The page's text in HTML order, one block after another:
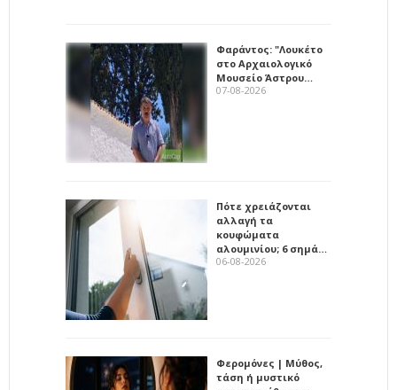
Φαράντος: "Λουκέτο
στο Αρχαιολογικό
Μουσείο Άστρου…
07-08-2026
Πότε χρειάζονται
αλλαγή τα
κουφώματα
αλουμινίου; 6 σημά…
06-08-2026
Φερομόνες | Μύθος,
τάση ή μυστικό